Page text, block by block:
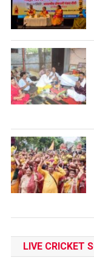
LIVE CRICKET